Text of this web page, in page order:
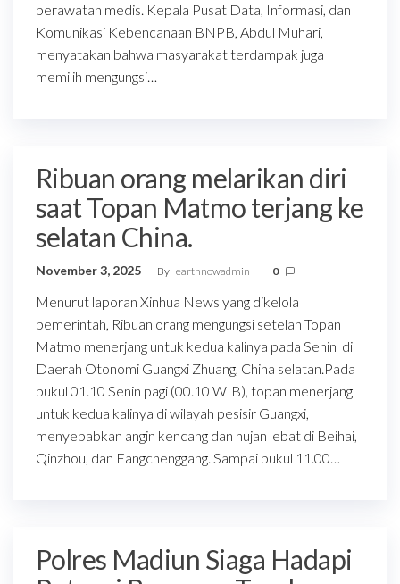
perawatan medis. Kepala Pusat Data, Informasi, dan
Komunikasi Kebencanaan BNPB, Abdul Muhari,
menyatakan bahwa masyarakat terdampak juga
memilih mengungsi…
Ribuan orang melarikan diri
saat Topan Matmo terjang ke
selatan China.
November 3, 2025 By earthnowadmin 0
Menurut laporan Xinhua News yang dikelola
pemerintah, Ribuan orang mengungsi setelah Topan
Matmo menerjang untuk kedua kalinya pada Senin di
Daerah Otonomi Guangxi Zhuang, China selatan.Pada
pukul 01.10 Senin pagi (00.10 WIB), topan menerjang
untuk kedua kalinya di wilayah pesisir Guangxi,
menyebabkan angin kencang dan hujan lebat di Beihai,
Qinzhou, dan Fangchenggang. Sampai pukul 11.00…
Polres Madiun Siaga Hadapi